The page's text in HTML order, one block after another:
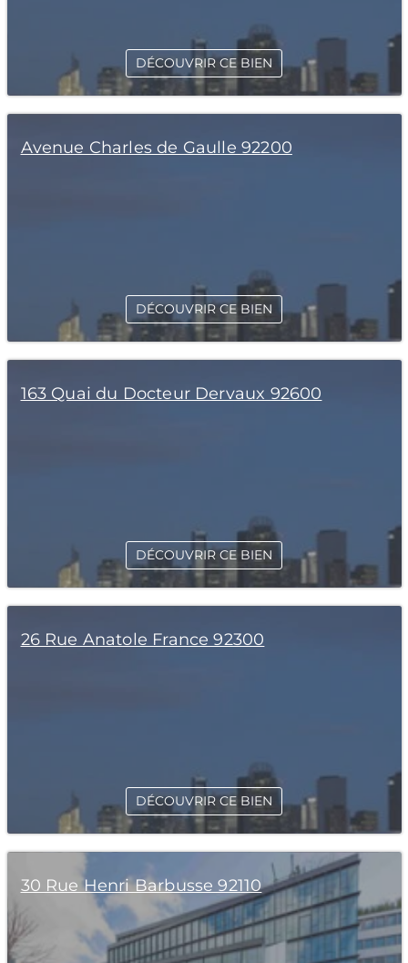
DÉCOUVRIR CE BIEN
Avenue Charles de Gaulle 92200
DÉCOUVRIR CE BIEN
163 Quai du Docteur Dervaux 92600
DÉCOUVRIR CE BIEN
26 Rue Anatole France 92300
DÉCOUVRIR CE BIEN
30 Rue Henri Barbusse 92110